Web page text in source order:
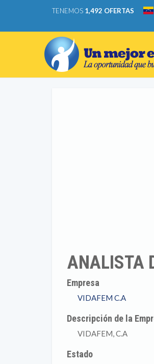
TENEMOS 1,492 OFERTAS
ANALISTA
Empresa
VIDAFEM C.A
Descripción de la
VIDAFEM, C.A
Estado